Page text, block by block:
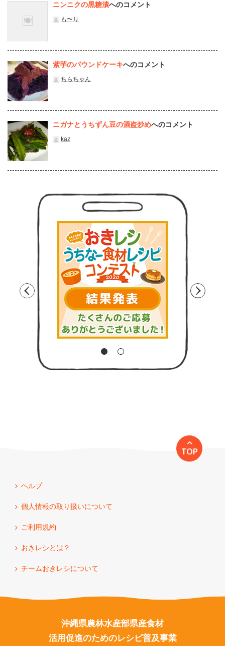
ニンニクの黒糖漬へのコメント
も〜り
紫芋のパウンドケーキへのコメント
ちらちゃん
ニガナとうちずん豆の酒盗炒めへのコメント
kaz
TOP
ヘルプ
個人情報の取り扱いについて
ご利用規約
おきレシとは？
チームおきレシについて
沖縄県農林水産部県産食材
活用促進のためのレシピ普及事業